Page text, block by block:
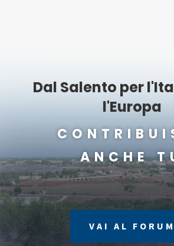
Dal Salento per
l'Europa
ANCHE
VAI AL FORUM